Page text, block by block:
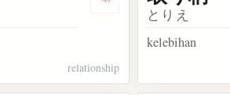
Dengarkan kosakata 間柄
relationship
とりえ
kelebihan